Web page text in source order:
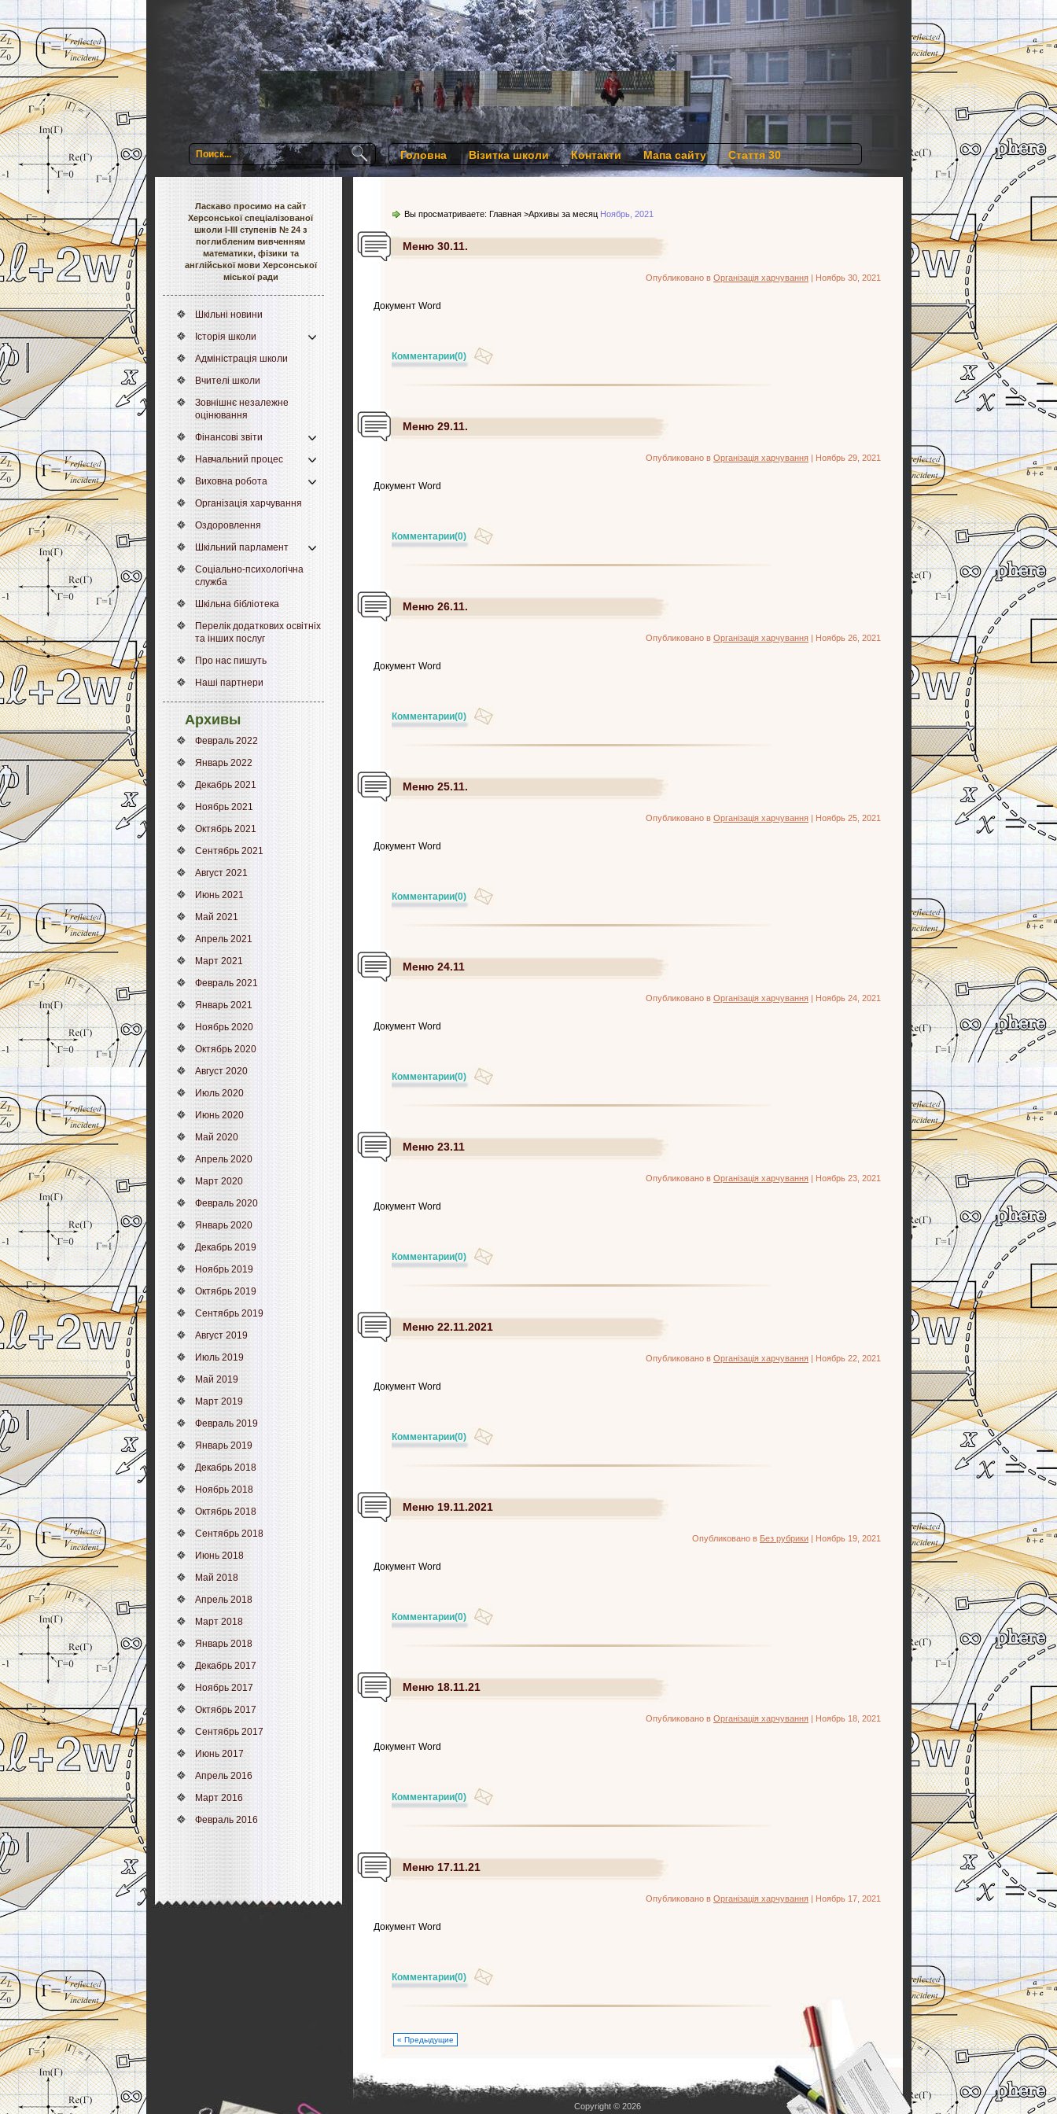
Головна Візитка школи Контакти Мапа сайту Стаття 30
Ласкаво просимо на сайт
Херсонської спеціалізованої
школи І-ІІІ ступенів № 24 з
поглибленим вивченням
математики, фізики та
англійської мови Херсонської
міської ради
Шкільні новини
Історія школи
Адміністрація школи
Вчителі школи
Зовнішнє незалежне
оцінювання
Фінансові звіти
Навчальний процес
Виховна робота
Організація харчування
Оздоровлення
Шкільний парламент
Соціально-психологічна
служба
Шкільна бібліотека
Перелік додаткових освітніх
та інших послуг
Про нас пишуть
Наші партнери
Архивы
Февраль 2022
Январь 2022
Декабрь 2021
Ноябрь 2021
Октябрь 2021
Сентябрь 2021
Август 2021
Июнь 2021
Май 2021
Апрель 2021
Март 2021
Февраль 2021
Январь 2021
Ноябрь 2020
Октябрь 2020
Август 2020
Июль 2020
Июнь 2020
Май 2020
Апрель 2020
Март 2020
Февраль 2020
Январь 2020
Декабрь 2019
Ноябрь 2019
Октябрь 2019
Сентябрь 2019
Август 2019
Июль 2019
Май 2019
Март 2019
Февраль 2019
Январь 2019
Декабрь 2018
Ноябрь 2018
Октябрь 2018
Сентябрь 2018
Июнь 2018
Май 2018
Апрель 2018
Март 2018
Январь 2018
Декабрь 2017
Ноябрь 2017
Октябрь 2017
Сентябрь 2017
Июнь 2017
Апрель 2016
Март 2016
Февраль 2016
Вы просматриваете: Главная >Архивы за месяц Ноябрь, 2021
Меню 30.11.
Опубликовано в Організація харчування | Ноябрь 30, 2021
Документ Word
Комментарии(0)
Меню 29.11.
Опубликовано в Організація харчування | Ноябрь 29, 2021
Документ Word
Комментарии(0)
Меню 26.11.
Опубликовано в Організація харчування | Ноябрь 26, 2021
Документ Word
Комментарии(0)
Меню 25.11.
Опубликовано в Організація харчування | Ноябрь 25, 2021
Документ Word
Комментарии(0)
Меню 24.11
Опубликовано в Організація харчування | Ноябрь 24, 2021
Документ Word
Комментарии(0)
Меню 23.11
Опубликовано в Організація харчування | Ноябрь 23, 2021
Документ Word
Комментарии(0)
Меню 22.11.2021
Опубликовано в Організація харчування | Ноябрь 22, 2021
Документ Word
Комментарии(0)
Меню 19.11.2021
Опубликовано в Без рубрики | Ноябрь 19, 2021
Документ Word
Комментарии(0)
Меню 18.11.21
Опубликовано в Організація харчування | Ноябрь 18, 2021
Документ Word
Комментарии(0)
Меню 17.11.21
Опубликовано в Організація харчування | Ноябрь 17, 2021
Документ Word
Комментарии(0)
« Предыдущие
Copyright © 2026